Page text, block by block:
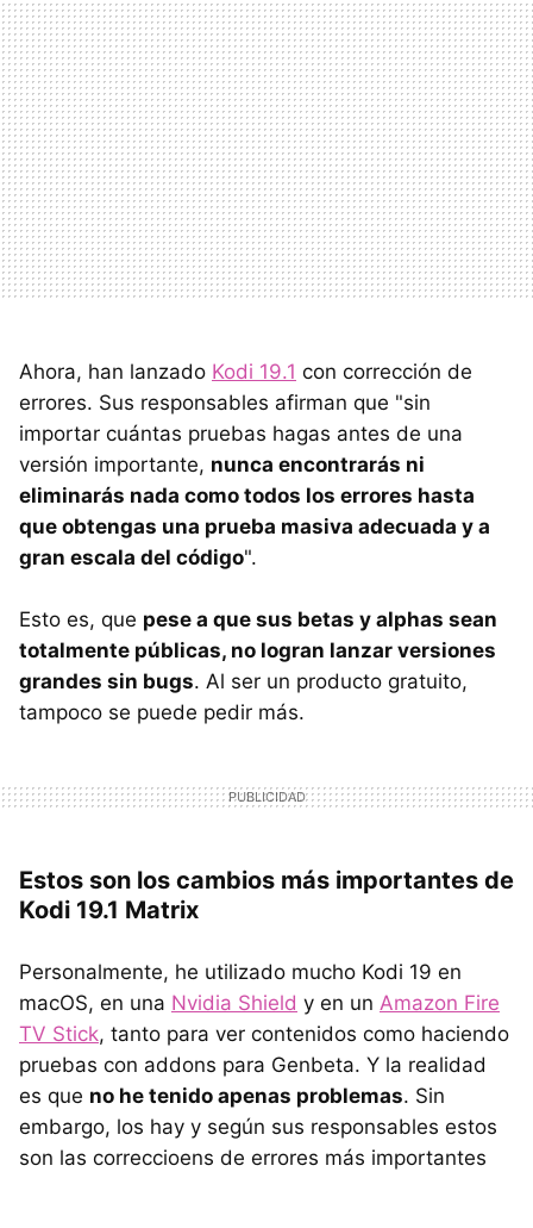
Ahora, han lanzado Kodi 19.1 con corrección de
errores. Sus responsables afirman que "sin
importar cuántas pruebas hagas antes de una
versión importante, nunca encontrarás ni
eliminarás nada como todos los errores hasta
que obtengas una prueba masiva adecuada y a
gran escala del código".
Esto es, que pese a que sus betas y alphas sean
totalmente públicas, no logran lanzar versiones
grandes sin bugs. Al ser un producto gratuito,
tampoco se puede pedir más.
Estos son los cambios más importantes de
Kodi 19.1 Matrix
Personalmente, he utilizado mucho Kodi 19 en
macOS, en una Nvidia Shield y en un Amazon Fire
TV Stick, tanto para ver contenidos como haciendo
pruebas con addons para Genbeta. Y la realidad
es que no he tenido apenas problemas. Sin
embargo, los hay y según sus responsables estos
son las correccioens de errores más importantes